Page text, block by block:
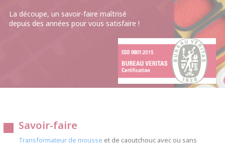
La découpe, un savoir-faire maîtrisé
depuis des années pour vous satisfaire !
Savoir-faire
Transformateur de mousse et de caoutchouc avec ou sans